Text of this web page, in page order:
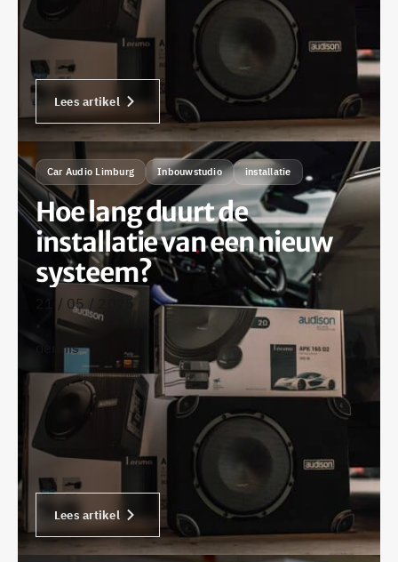
Lees artikel
Car Audio Limburg Inbouwstudio installatie
Hoe lang duurt de
installatie van een nieuw
systeem?
21 / 05 / 2025
dennis
Lees artikel